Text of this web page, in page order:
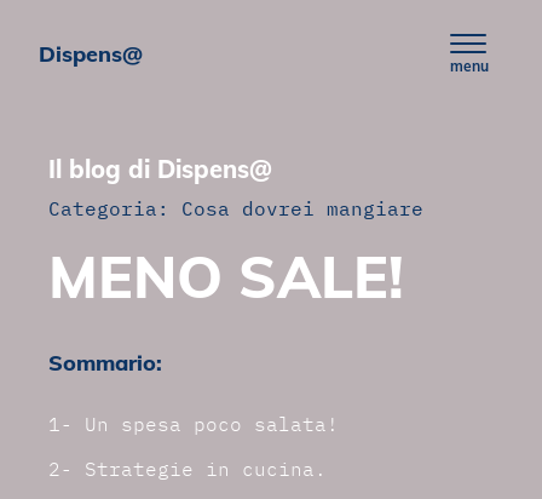
Dispens@ menu
Il blog di Dispens@
Categoria: Cosa dovrei mangiare
MENO SALE!
Sommario:
1- Un spesa poco salata!
2- Strategie in cucina.